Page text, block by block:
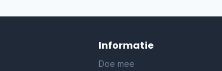
Informatie
Doe mee